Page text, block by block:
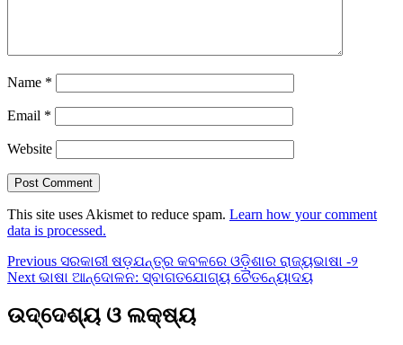
Name *
Email *
Website
This site uses Akismet to reduce spam. Learn how your comment
data is processed.
Post
navigation
Previous Previous
post:
ସରକାରୀ ଷଡ଼ଯନ୍ତ୍ର କବଳରେ ଓଡ଼ିଶାର ରାଜ୍ୟଭାଷା -୨
Next Next
ଭାଷା ଆନ୍ଦୋଳନ: ସ୍ବାଗତଯୋଗ୍ୟ ଚୈତନ୍ୟୋଦୟ
ଉଦ୍ଦେଶ୍ୟ ଓ ଲକ୍ଷ୍ୟ